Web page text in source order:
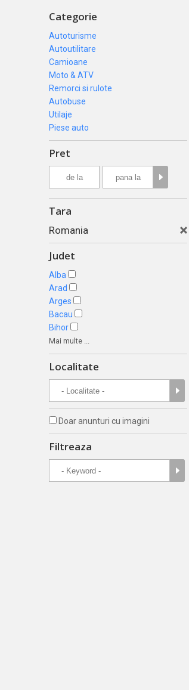
Categorie
Autoturisme
Autoutilitare
Camioane
Moto & ATV
Remorci si rulote
Autobuse
Utilaje
Piese auto
Pret
Tara
Romania
Judet
Alba
Arad
Arges
Bacau
Bihor
Mai multe ...
Localitate
Doar anunturi cu imagini
Filtreaza